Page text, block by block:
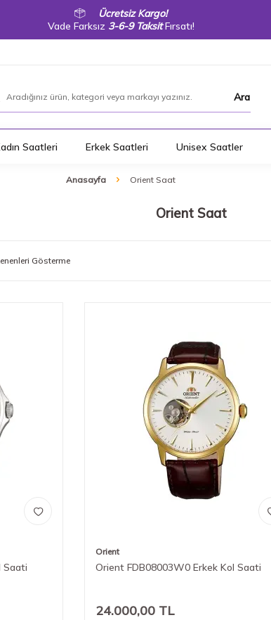
Ücretsiz Kargo!
Vade Farksız 3-6-9 TaksitFırsatı!
Ara
Saatleri Erkek Saatleri Unisex Saatler
Anasayfa Orient Saat
Orient Saat
Gösterme
Saati
Orient
Orient FDB08003W0 Erkek Kol Saati
24.000,00 TL